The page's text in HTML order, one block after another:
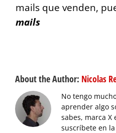
mails que venden,
mails
About the Author: Nicolas
No tengo
aprender algo
sabes, marca X
suscríbete en